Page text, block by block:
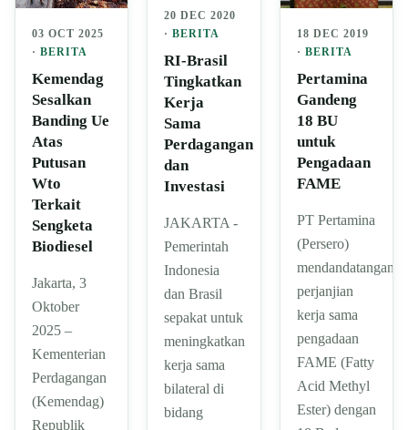
03 OCT 2025
· BERITA
Kemendag
Sesalkan
Banding Ue
Atas
Putusan
Wto
Terkait
Sengketa
Biodiesel
Jakarta, 3
Oktober
2025 –
Kementerian
Perdagangan
(Kemendag)
Republik
20 DEC 2020
·BERITA
RI-Brasil
Tingkatkan
Kerja
Sama
Perdagangan
dan
Investasi
JAKARTA -
Pemerintah
Indonesia
dan Brasil
sepakat untuk
meningkatkan
kerja sama
bilateral di
bidang
18 DEC 2019
· BERITA
Pertamina
Gandeng
18 BU
untuk
Pengadaan
FAME
PT Pertamina
(Persero)
mendandatangani
perjanjian
kerja sama
pengadaan
FAME (Fatty
Acid Methyl
Ester) dengan